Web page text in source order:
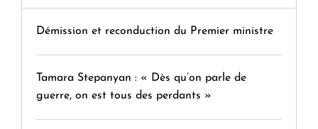
Démission et reconduction du Premier ministre
Tamara Stepanyan : « Dès qu’on parle de
guerre, on est tous des perdants »